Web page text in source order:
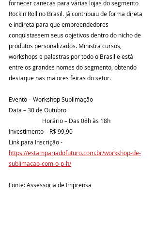
fornecer canecas para várias lojas do segmento
Rock n'Roll no Brasil. Já contribuiu de forma direta
e indireta para que empreendedores
conquistassem seus objetivos dentro do nicho de
produtos personalizados. Ministra cursos,
workshops e palestras por todo o Brasil e está
entre os grandes nomes do segmento, obtendo
destaque nas maiores feiras do setor.
Evento – Workshop Sublimação
Data – 30 de Outubro
Horário – Das 08h às 18h
Investimento – R$ 99,90
Link para Inscrição -
https://estampariadofuturo.com.br/workshop-de-
sublimacao-com-o-p-h/
Fonte: Assessoria de Imprensa